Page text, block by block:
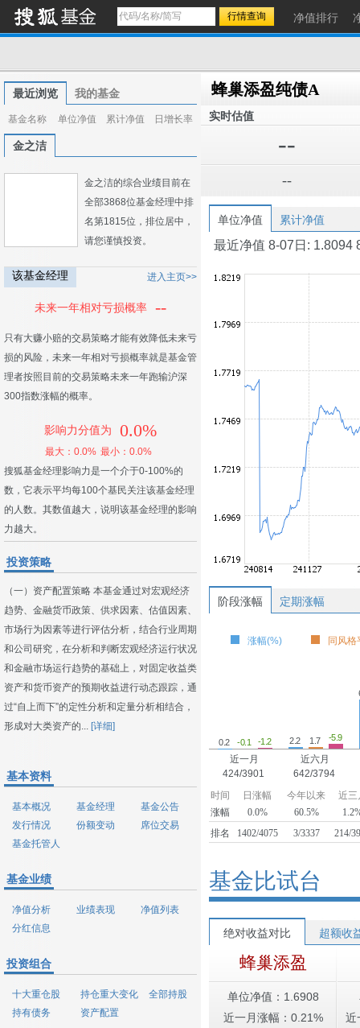
净值排行
最近浏览 我的基金
基金名称 单位净值 累计净值 日增长率
金之洁
金之洁的综合业绩目前在
全部3868位基金经理中排
名第1815位，排位居中，
请您谨慎投资。
该基金经理 进入主页>>
未来一年相对亏损概率 --
只有大赚小赔的交易策略才能有效降低未来亏
损的风险，未来一年相对亏损概率就是基金管
理者按照目前的交易策略未来一年跑输沪深
300指数涨幅的概率。
影响力分值为 0.0%
最大：0.0% 最小：0.0%
搜狐基金经理影响力是一个介于0-100%的
数，它表示平均每100个基民关注该基金经理
的人数。其数值越大，说明该基金经理的影响
力越大。
投资策略
（一）资产配置策略 本基金通过对宏观经济
趋势、金融货币政策、供求因素、估值因素、
市场行为因素等进行评估分析，结合行业周期
和公司研究，在分析和判断宏观经济运行状况
和金融市场运行趋势的基础上，对固定收益类
资产和货币资产的预期收益进行动态跟踪，通
过“自上而下”的定性分析和定量分析相结合，
形成对大类资产的... [详细]
基本资料
基本概况 基金经理
基金公告
发行情况
份额变动
席位交易
基金托管人
基金业绩
净值分析 业绩表现
净值列表
分红信息
投资组合
十大重仓股 持仓重大变化
全部持股
持有债务
资产配置
蜂巢添盈纯债A
实时估值
--
--
单位净值 累计净值
最近净值 8-07日: 1.8094
阶段涨幅 定期涨幅
涨幅(%) 同风格
0.2 -0.1 -1.2
近一月
424/3901
2.2 1.7 -5.9
近六月
642/3794
时间 日涨幅 今年以来
近三
涨幅
0.0% 60.5%
排名
1402/4075 3/3337 214/
基金比试台
绝对收益对比 超额收
蜂巢添盈
单位净值：1.6908
近一月涨幅：0.21%
近